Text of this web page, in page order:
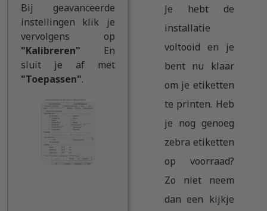
Bij geavanceerde
instellingen klik je
vervolgens op
"Kalibreren" En
sluit je af met
"Toepassen".
Je hebt de
installatie
voltooid en je
bent nu klaar
om je etiketten
te printen. Heb
je nog genoeg
zebra etiketten
op voorraad?
Zo niet neem
dan een kijkje